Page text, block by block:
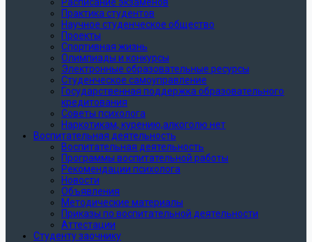
Практика студентов
Научное студенческое общество
Проекты
Спортивная жизнь
Олимпиады и конкурсы
Электронные образовательные ресурсы
Студенческое самоуправление
Государственная поддержка образовательного
кредитования
Советы психолога
Наркотикам, курению,алкоголю нет
Воспитательная деятельность
Воспитательная деятельность
Программы воспитательной работы
Рекомендации психолога
Новости
Объявления
Методические материалы
Приказы по воспитательной деятельности
Аттестации
Студенту заочнику